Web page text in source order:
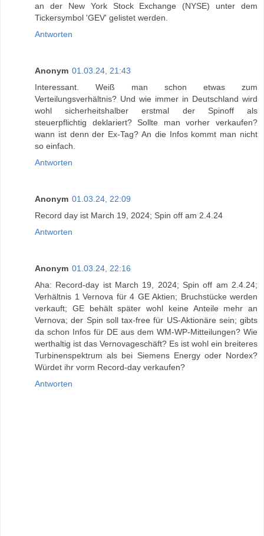
an der New York Stock Exchange (NYSE) unter dem
Tickersymbol 'GEV' gelistet werden.
Antworten
Anonym 01.03.24, 21:43
Interessant. Weiß man schon etwas zum
Verteilungsverhältnis? Und wie immer in Deutschland wird
wohl sicherheitshalber erstmal der Spinoff als
steuerpflichtig deklariert? Sollte man vorher verkaufen?
wann ist denn der Ex-Tag? An die Infos kommt man nicht
so einfach.
Antworten
Anonym 01.03.24, 22:09
Record day ist March 19, 2024; Spin off am 2.4.24
Antworten
Anonym 01.03.24, 22:16
Aha: Record-day ist March 19, 2024; Spin off am 2.4.24;
Verhältnis 1 Vernova für 4 GE Aktien; Bruchstücke werden
verkauft; GE behält später wohl keine Anteile mehr an
Vernova; der Spin soll tax-free für US-Aktionäre sein; gibts
da schon Infos für DE aus dem WM-WP-Mitteilungen? Wie
werthaltig ist das Vernovageschäft? Es ist wohl ein breiteres
Turbinenspektrum als bei Siemens Energy oder Nordex?
Würdet ihr vorm Record-day verkaufen?
Antworten